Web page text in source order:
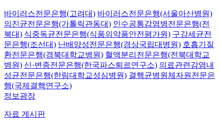
바이러스전문은행(고려대) 바이러스전문은행(서울아산병원)
의진균전문은행(가톨릭관동대) 인수공통감염병전문은행(전
북대) 식중독균전문은행(식품의약품안전평가원) 구강세균전
문은행(조선대) 난배양성전문은행(경상국립대병원) 호흡기질
환전문은행(경북대학교병원) 혈액분리전문은행(전북대학교
병원) 신·변종전문은행(한국파스퇴르연구소) 의료관련감염내
성균전문은행(한림대학교성심병원) 결핵균병원체자원전문은
행(국제결핵연구소)
정보광장
자료 게시판